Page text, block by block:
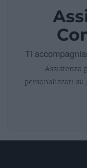
Ti
Assistenza
personalizzati